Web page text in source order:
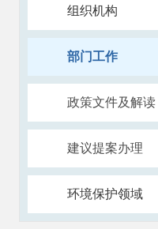
组织机构
部门工作
政策文件及解读
建议提案办理
环境保护领域